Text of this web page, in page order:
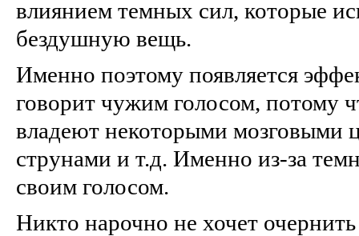
влиянием темных сил, которые
бездушную вещь.
Именно поэтому появляется
говорит чужим голосом, потому
владеют некоторыми мозговыми
струнами и т.д. Именно из-за
своим голосом.
Никто нарочно не хочет